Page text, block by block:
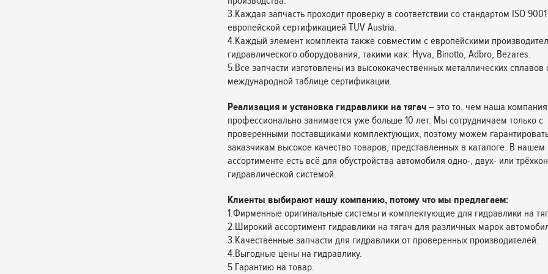
3.Каждая запчасть проходит проверку в соответствии со стандартом ISO
европейской сертификацией TUV Austria.
4.Каждый элемент комплекта также совместим с европейскими
гидравлического оборудования, такими как: Hyva, Binotto, Adbro, Bezares.
5.Все запчасти изготовлены из высококачественных металлических сплавов
международной таблице сертификации.
Реализация и установка гидравлики на тягач – это то, чем наша компания
профессионально занимается уже больше 10 лет. Мы сотрудничаем только с
проверенными поставщиками комплектующих, поэтому можем
заказчикам высокое качество товаров, представленных в каталоге. В нашем
ассортименте есть всё для обустройства автомобиля одно-, двух- или
гидравлической системой.
Клиенты выбирают нашу компанию, потому что мы предлагаем:
1.Фирменные оригинальные системы и комплектующие для гидравлики на
2.Широкий ассортимент гидравлики на тягач для различных марок
3.Качественные запчасти для гидравлики от проверенных производителей.
4.Выгодные цены на гидравлику.
5.Гарантию на товар.